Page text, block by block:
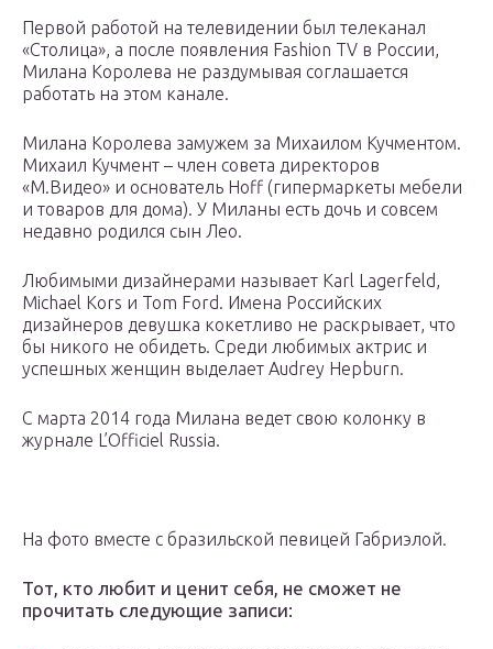
Первой работой на телевидении был телеканал
«Столица», а после появления Fashion TV в России,
Милана Королева не раздумывая соглашается
работать на этом канале.
Милана Королева замужем за Михаилом Кучментом.
Михаил Кучмент – член совета директоров
«М.Видео» и основатель Hoff (гипермаркеты мебели
и товаров для дома). У Миланы есть дочь и совсем
недавно родился сын Лео.
Любимыми дизайнерами называет Karl Lagerfeld,
Michael Kors и Tom Ford. Имена Российских
дизайнеров девушка кокетливо не раскрывает, что
бы никого не обидеть. Среди любимых актрис и
успешных женщин выделает Audrey Hepburn.
С марта 2014 года Милана ведет свою колонку в
журнале L’Officiel Russia.
На фото вместе с бразильской певицей Габриэлой.
Тот, кто любит и ценит себя, не сможет не
прочитать следующие записи: